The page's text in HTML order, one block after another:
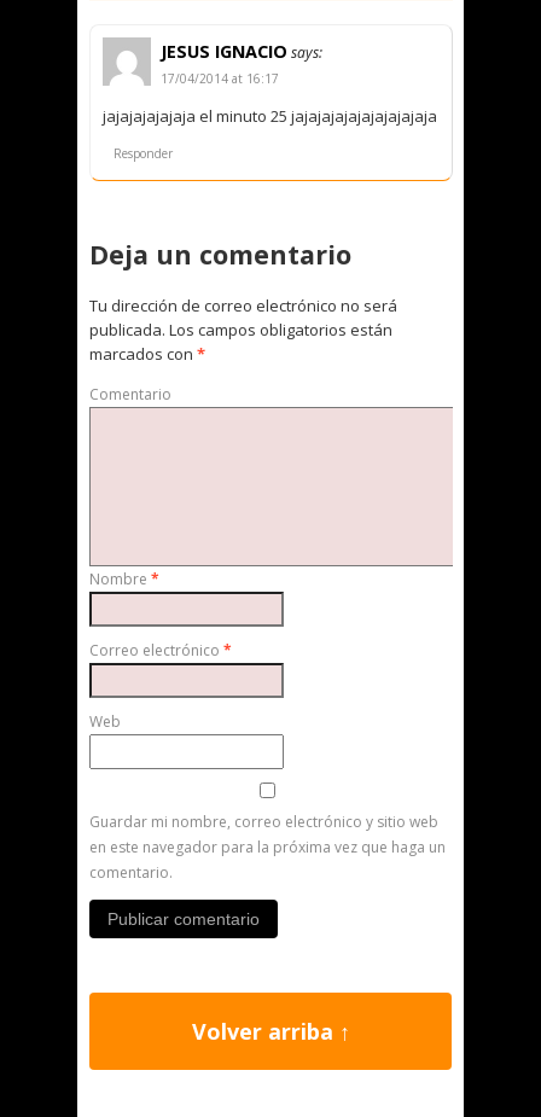
JESUS IGNACIO says:
17/04/2014 at 16:17
jajajajajajaja el minuto 25 jajajajajajajajajajaja
Responder
Deja un comentario
Tu dirección de correo electrónico no será
publicada. Los campos obligatorios están
marcados con *
Comentario
Nombre *
Correo electrónico *
Web
Guardar mi nombre, correo electrónico y sitio web
en este navegador para la próxima vez que haga un
comentario.
Volver arriba ↑